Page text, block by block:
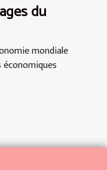
du
mondiale
économiques